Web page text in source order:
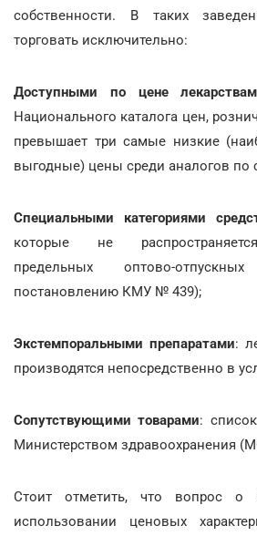
собственности. В таких
торговать исключительно:
Доступными по цене
Национального каталога цен,
превышает три самые низкие
выгодные) цены среди аналогов по
Специальными категориями
которые не
предельных оптово-
постановлению КМУ № 439);
Экстемпоральными препаратами:
производятся непосредственно в
Сопутствующими товарами:
Министерством здравоохранения
Стоит отметить, что вопрос о
использовании ценовых